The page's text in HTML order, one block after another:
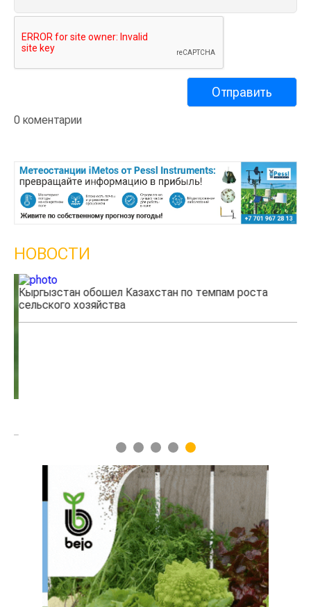
0 коментарии
НОВОСТИ
Кыргызстан обошел Казахстан по темпам роста
сельского хозяйства
1 2 3 4 5